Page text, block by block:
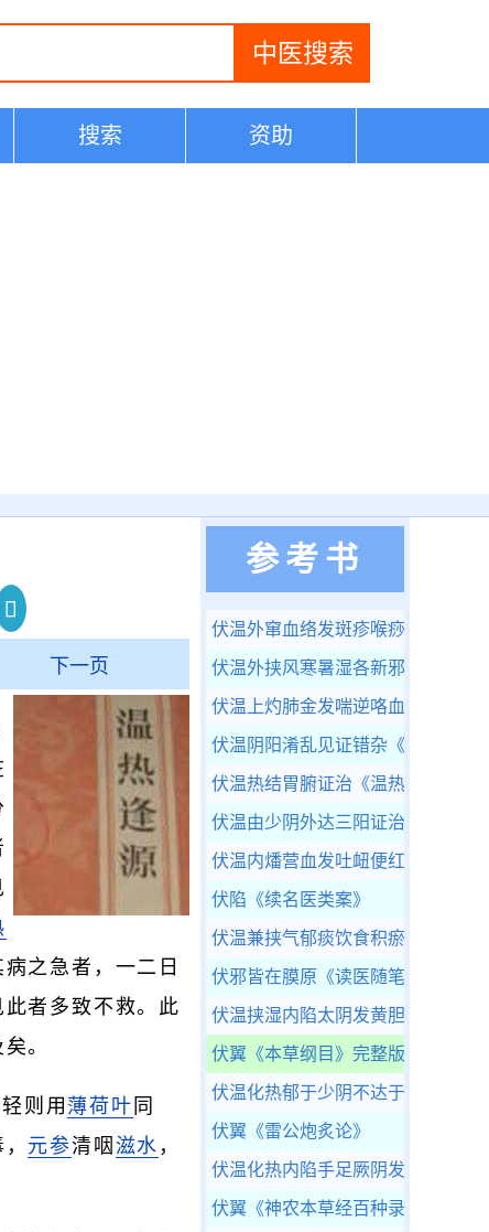
搜索 资助
下一页
之急者，一二日
者多致不救。此
。
则用 薄荷叶 同
元参清咽 滋水 ，
参考书
伏温外窜血络发斑疹喉痧等证治
伏温外挟风寒暑湿各新邪为病
伏温上灼肺金发喘逆咯血咳脓证治
伏温阴阳淆乱见证错杂 《温热逢源
伏温热结胃腑证治 《温热逢源》
伏温由少阴外达三阳证治
伏温内燔营血发吐衄便红等证治
伏陷 《续名医类案》
伏温兼挟气郁痰饮食积瘀血以及胎
伏邪皆在膜原 《读医随笔》
伏温挟湿内陷太阴发黄胆肿胀泄利
伏翼 《本草纲目》完整版
伏温化热郁于少阴不达于阳
伏翼 《雷公炮炙论》
伏温化热内陷手足厥阴发痉厥昏蒙
伏翼 《神农本草经百种录》